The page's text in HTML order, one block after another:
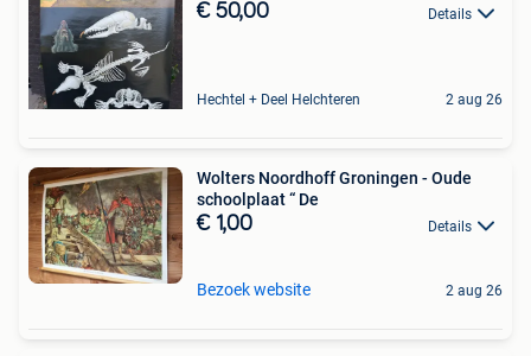
€ 50,00 Details
Hechtel + Deel Helchteren 2 aug 26
Wolters Noordhoff Groningen - Oude
schoolplaat “ De
€ 1,00 Details
Bezoek website 2 aug 26